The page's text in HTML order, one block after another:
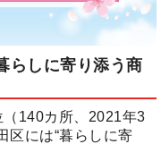
らしに寄り添う商
140カ所、2021年3
区には“暮らしに寄